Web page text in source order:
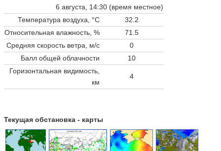
6 августа, 14:30 (время местное)
Температура воздуха, °C
32.2
Относительная влажность, %
71.5
Средняя скорость ветра, м/с
0
Балл общей облачности
10
Горизонтальная видимость,
км
4
Текущая обстановка - карты